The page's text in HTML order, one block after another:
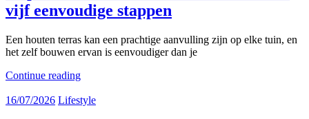
vijf eenvoudige stappen
Een houten terras kan een prachtige aanvulling zijn op elke tuin, en
het zelf bouwen ervan is eenvoudiger dan je
Continue reading
16/07/2026 Lifestyle